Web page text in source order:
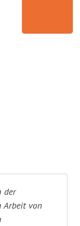
der
Arbeit von